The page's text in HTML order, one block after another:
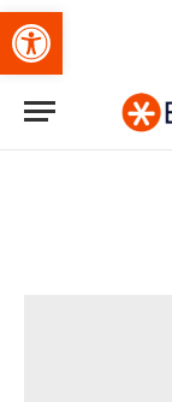
Obre la barra d'eines